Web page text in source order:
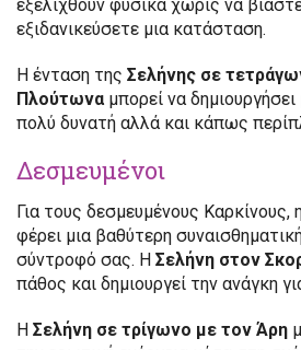
εξελιχθούν φυσικά χωρίς να
εξιδανικεύσετε μια κατάσταση.
Η ένταση της Σελήνης σε
Πλούτωναμπορεί να δημιουργήσει
πολύ δυνατή αλλά και κάπως
Δεσμευμένοι
Για τους δεσμευμένους Καρκίνους,
φέρει μια βαθύτερη
σύντροφό σας. Η Σελήνη στον
πάθος και δημιουργεί την ανάγκη
Η Σελήνη σε τρίγωνο με τον Άρη